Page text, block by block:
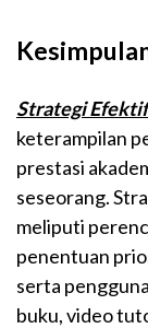
Strategi
keterampilan
prestasi
seseorang.
meliputi
penentuan
serta
buku, video